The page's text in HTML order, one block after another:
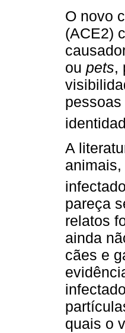
O novo
(ACE2)
ou pets,
A
pareça
relatos
ainda
cães e
quais o